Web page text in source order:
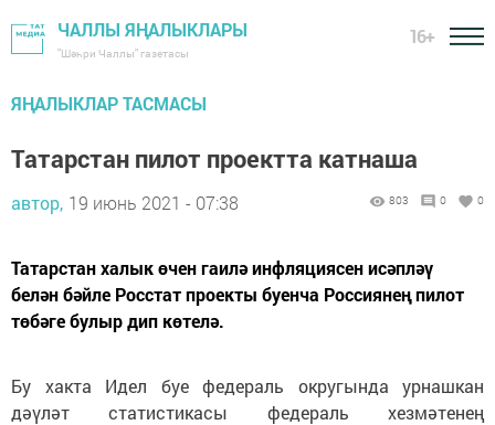
ЧАЛЛЫ ЯҢАЛЫКЛАРЫ
"Шәһри Чаллы" газетасы
16+
ЯҢАЛЫКЛАР ТАСМАСЫ
Татарстан пилот проектта катнаша
автор, 19 июнь 2021 - 07:38 803 0 0
Татарстан халык өчен гаилә инфляциясен исәпләү
белән бәйле Росстат проекты буенча Россиянең пилот
төбәге булыр дип көтелә.
Бу хакта Идел буе федераль округында урнашкан
дәүләт статистикасы федераль хезмәтенең